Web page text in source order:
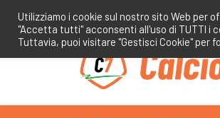
contenuto
Utilizziamo i cookie sul nostro sito Web per
"Accetta tutti" acconsenti all'uso di TUTTI i
Tuttavia, puoi visitare "Gestisci Cookie" per